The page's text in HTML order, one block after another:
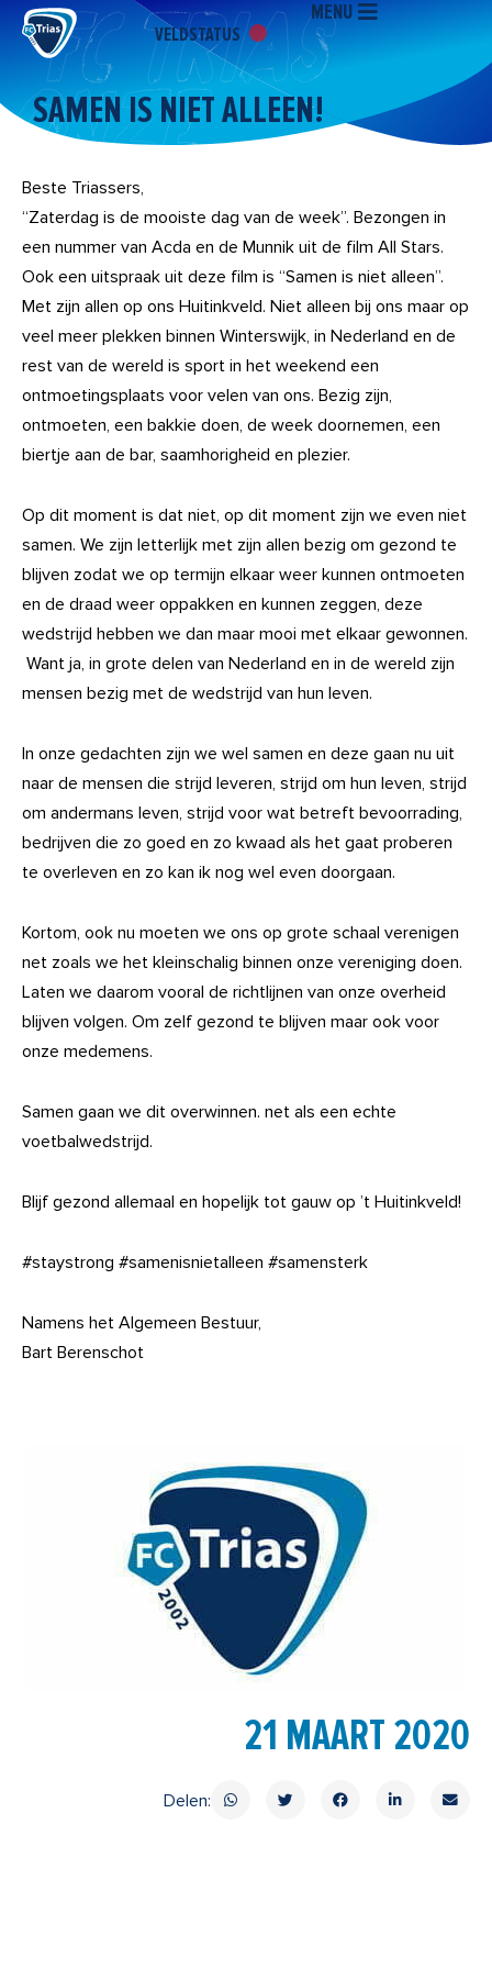
naar
inhoud
VELDSTATUS
MENU
SAMEN IS NIET ALLEEN!
Beste Triassers,
“Zaterdag is de mooiste dag van de week”. Bezongen in
een nummer van Acda en de Munnik uit de film All Stars.
Ook een uitspraak uit deze film is “Samen is niet alleen”.
Met zijn allen op ons Huitinkveld. Niet alleen bij ons maar op
veel meer plekken binnen Winterswijk, in Nederland en de
rest van de wereld is sport in het weekend een
ontmoetingsplaats voor velen van ons. Bezig zijn,
ontmoeten, een bakkie doen, de week doornemen, een
biertje aan de bar, saamhorigheid en plezier.
Op dit moment is dat niet, op dit moment zijn we even niet
samen. We zijn letterlijk met zijn allen bezig om gezond te
blijven zodat we op termijn elkaar weer kunnen ontmoeten
en de draad weer oppakken en kunnen zeggen, deze
wedstrijd hebben we dan maar mooi met elkaar gewonnen.
Want ja, in grote delen van Nederland en in de wereld zijn
mensen bezig met de wedstrijd van hun leven.
In onze gedachten zijn we wel samen en deze gaan nu uit
naar de mensen die strijd leveren, strijd om hun leven, strijd
om andermans leven, strijd voor wat betreft bevoorrading,
bedrijven die zo goed en zo kwaad als het gaat proberen
te overleven en zo kan ik nog wel even doorgaan.
Kortom, ook nu moeten we ons op grote schaal verenigen
net zoals we het kleinschalig binnen onze vereniging doen.
Laten we daarom vooral de richtlijnen van onze overheid
blijven volgen. Om zelf gezond te blijven maar ook voor
onze medemens.
Samen gaan we dit overwinnen. net als een echte
voetbalwedstrijd.
Blijf gezond allemaal en hopelijk tot gauw op ’t Huitinkveld!
#staystrong #samenisnietalleen #samensterk
Namens het Algemeen Bestuur,
Bart Berenschot
21 MAART 2020
Delen: